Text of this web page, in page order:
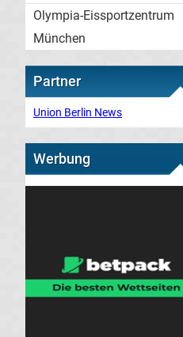
Olympia-Eissportzentrum
München
Partner
Union Berlin News
Werbung